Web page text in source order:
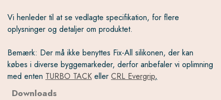
Vi henleder til at se vedlagte specifikation, for flere
oplysninger og detaljer om produktet.
Bemærk: Der må ikke benyttes Fix-All silikonen, der kan
købes i diverse byggemarkeder, derfor anbefaler vi oplimning
med enten TURBO TACK eller CRL Evergrip,
Downloads